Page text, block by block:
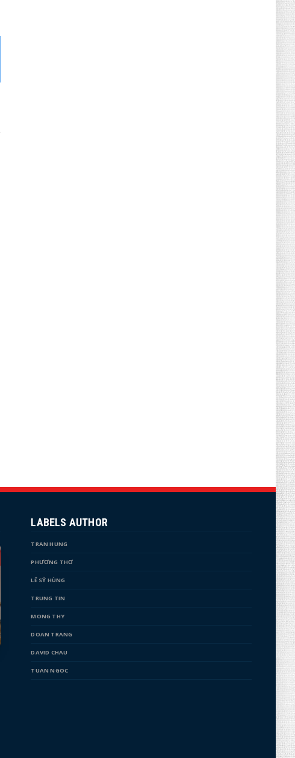
LABELS AUTHOR
TRAN HUNG
PHƯƠNG THƠ
LÊ SỸ HÙNG
TRUNG TIN
MONG THY
DOAN TRANG
DAVID CHAU
TUAN NGOC